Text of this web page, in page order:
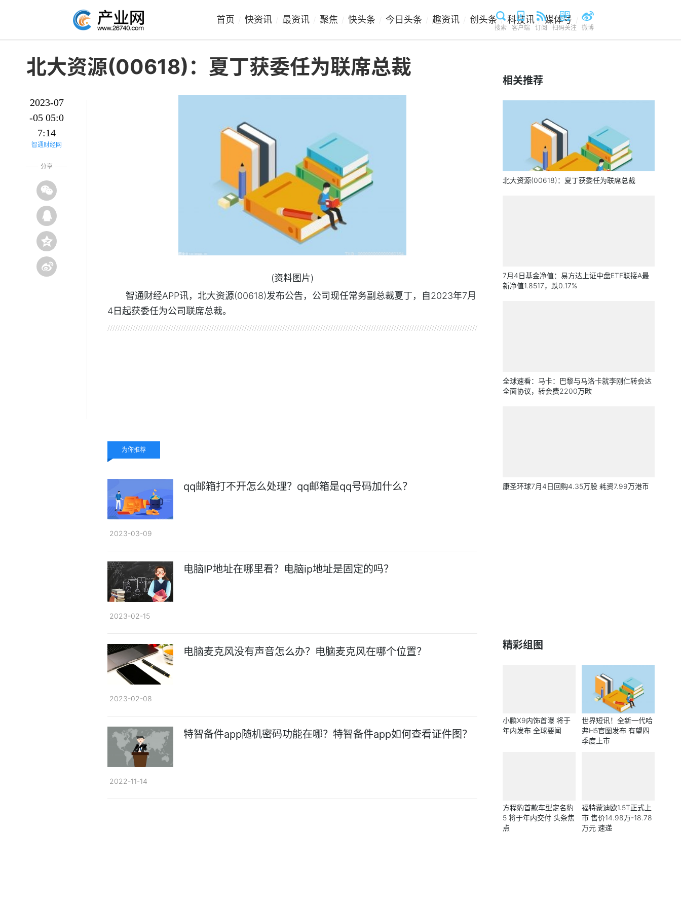
首页 快资讯 最资讯 聚焦 快头条 今日头条 趣资讯 创头条 / 科技讯 / 媒体号
搜索 客户端 订阅 扫码关注 微博
北大资源(00618)：夏丁获委任为联席总裁
2023-07
-05 05:0
7:14
智通财经网
分享
(资料图片)
智通财经APP讯，北大资源(00618)发布公告，公司现任常务副总裁夏丁，自2023年7月
4日起获委任为公司联席总裁。
为你推荐
qq邮箱打不开怎么处理？qq邮箱是qq号码加什么？
2023-03-09
电脑IP地址在哪里看？电脑ip地址是固定的吗？
2023-02-15
电脑麦克风没有声音怎么办？电脑麦克风在哪个位置？
2023-02-08
特智备件app随机密码功能在哪？特智备件app如何查看证件图？
2022-11-14
相关推荐
北大资源(00618)：夏丁获委任为联席总裁
7月4日基金净值：易方达上证中盘ETF联接A最
新净值1.8517，跌0.17%
全球速看：马卡：巴黎与马洛卡就李刚仁转会达
全面协议，转会费2200万欧
康圣环球7月4日回购4.35万股 耗资7.99万港币
精彩组图
小鹏X9内饰首曝 将于
年内发布 全球要闻
世界短讯！全新一代哈
弗H5官图发布 有望四
季度上市
方程豹首款车型定名豹
5 将于年内交付 头条焦
点
福特蒙迪欧1.5T正式上
市 售价14.98万-18.78
万元 速递